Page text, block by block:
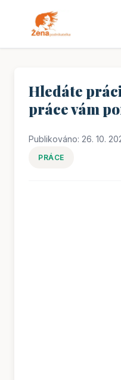
Hledáte
práce vám
Publikováno: 26. 10.
PRÁCE